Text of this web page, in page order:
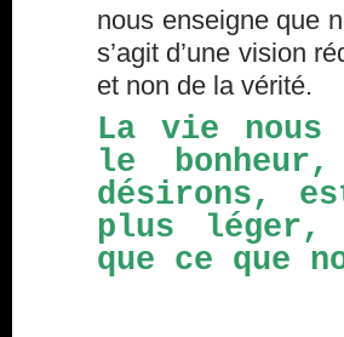
nous enseigne que
s’agit d’une vision
et non de la vérité.
La vie
le
désirons,
plus léger,
que ce que